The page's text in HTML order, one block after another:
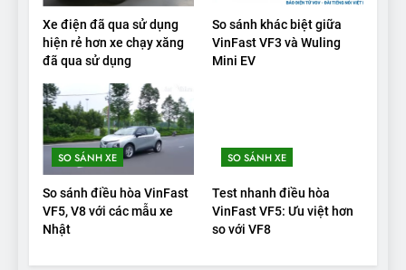
Xe điện đã qua sử dụng
hiện rẻ hơn xe chạy xăng
đã qua sử dụng
So sánh khác biệt giữa
VinFast VF3 và Wuling
Mini EV
SO SÁNH XE
So sánh điều hòa VinFast
VF5, V8 với các mẫu xe
Nhật
SO SÁNH XE
Test nhanh điều hòa
VinFast VF5: Ưu việt hơn
so với VF8
20
Đánh giá: Người đam mê xe
điện Hyundai Ioniq 5 N 2025
1
Xe tốt nhất để mua năm
2025: Green Car Reports
nêu tên 5 người vào chung
kết – Mỹ
ĐÁNH GIÁ XE